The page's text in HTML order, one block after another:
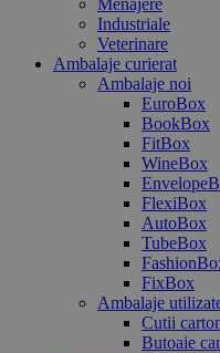
Menajere
Industriale
Veterinare
Ambalaje curierat
Ambalaje noi
EuroBox
BookBox
FitBox
WineBox
FlexiBox
AutoBox
TubeBox
FixBox
Ambalaje
Cutii
Butoaie